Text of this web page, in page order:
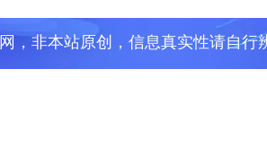
，非本站原创，信息真实性请自